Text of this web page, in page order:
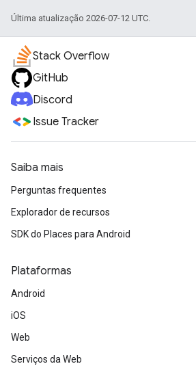
Última atualização 2026-07-12 UTC.
Stack Overflow
GitHub
Discord
Issue Tracker
Saiba mais
Perguntas frequentes
Explorador de recursos
SDK do Places para Android
Plataformas
Android
iOS
Web
Serviços da Web